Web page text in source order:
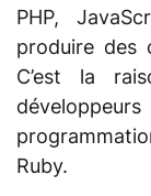
PHP,
produire des
C’est la
Ruby.